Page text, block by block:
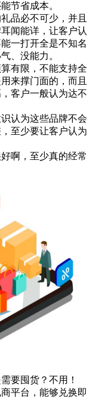
节省成本。
品必不可少，并且
闻能详，让客户认
一打开全是不知名
、没能力。
有限，不能支持全
来撑门面的，而且
客户一般认为达不
认为这些品牌不会
至少要让客户认为
啊，至少真的经常
要囤货？不用！
平台，能够兑换即